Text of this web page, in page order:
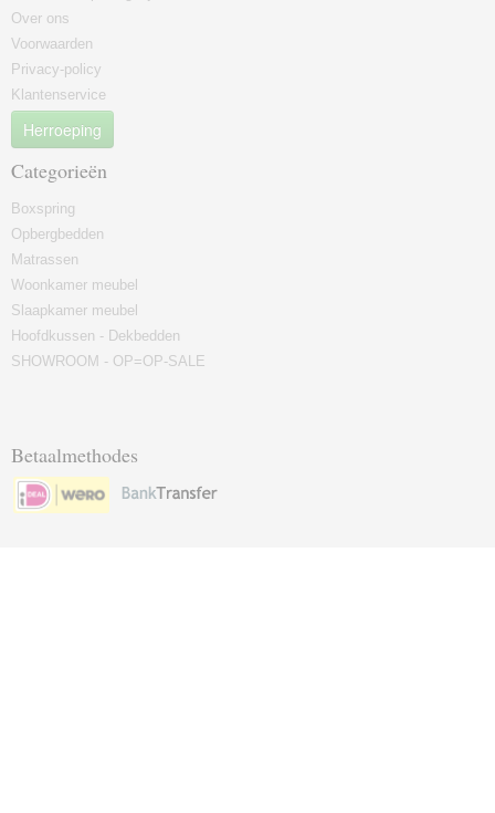
Over ons
Voorwaarden
Privacy-policy
Klantenservice
Herroeping
Categorieën
Boxspring
Opbergbedden
Matrassen
Woonkamer meubel
Slaapkamer meubel
Hoofdkussen - Dekbedden
SHOWROOM - OP=OP-SALE
Betaalmethodes